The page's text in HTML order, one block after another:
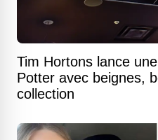
Tim Hortons lance
Potter avec beignes,
collection